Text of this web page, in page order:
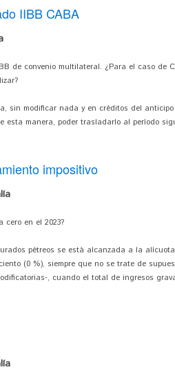
IIBB CABA
de convenio multilateral. ¿Para el caso de
sin modificar nada y en créditos del
manera, poder trasladarlo al período
impositivo
cero en el 2023?
pétreos se está alcanzada a la
(0 %), siempre que no se trate de
, cuando el total de ingresos